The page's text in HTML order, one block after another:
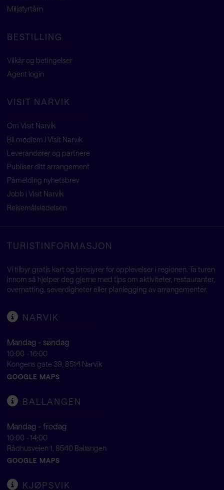
Miljøfyrtårn
BESTILLING
Vilkår og betingelser
Agent login
VISIT NARVIK
Om Visit Narvik
Bli medlem i Visit Narvik
Leverandører og partnere
Publiser ditt arrangement
Påmelding nyhetsbrev
Jobb i Visit Narvik
Reisemålsledelsen
TURISTINFORMASJON
Vi tilbyr gratis kart og brosjyrer for opplevelser i regionen. Ta turen
innom så hjelper deg gjerne med tips om aktiviteter, restauranter,
overnatting, severdigheter eller planlegging av arrangementer.
NARVIK
Mandag - søndag
10:00 - 16:00
Kongens gate 39, 8514 Narvik
GOOGLE MAPS
BALLANGEN
Mandag - fredag
10:00 - 14:00
Rådhusveien 1, 8540 Ballangen
GOOGLE MAPS
KJØPSVIK